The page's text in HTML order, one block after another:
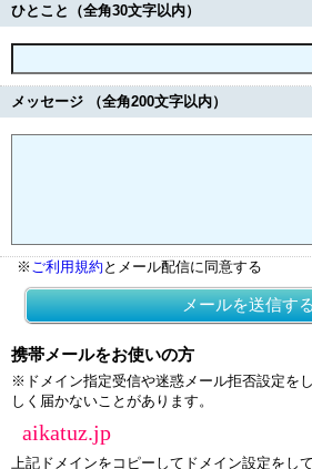
ひとこと（全角30文字以内）
メッセージ （全角200文字以内）
※ ご利用規約 とメール配信に同意する
メールを送信す
携帯メールをお使いの方
※ドメイン指定受信や迷惑メール拒否設定を
しく届かないことがあります。
aikatuz.jp
上記ドメインをコピーしてドメイン設定をして